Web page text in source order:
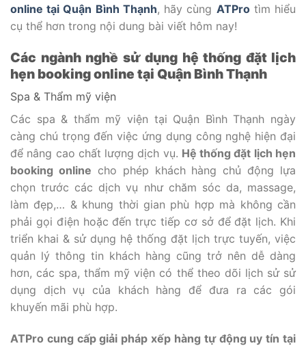
online tại Quận Bình Thạnh, hãy cùng ATProtìm hiểu
cụ thể hơn trong nội dung bài viết hôm nay!
Các ngành nghề sử dụng hệ thống đặt lịch
hẹn booking online tại Quận Bình Thạnh
Spa & Thẩm mỹ viện
Các spa & thẩm mỹ viện tại Quận Bình Thạnh ngày
càng chú trọng đến việc ứng dụng công nghệ hiện đại
để nâng cao chất lượng dịch vụ. Hệ thống đặt lịch hẹn
booking online cho phép khách hàng chủ động lựa
chọn trước các dịch vụ như chăm sóc da, massage,
làm đẹp,… & khung thời gian phù hợp mà không cần
phải gọi điện hoặc đến trực tiếp cơ sở để đặt lịch. Khi
triển khai & sử dụng hệ thống đặt lịch trực tuyến, việc
quản lý thông tin khách hàng cũng trở nên dễ dàng
hơn, các spa, thẩm mỹ viện có thể theo dõi lịch sử sử
dụng dịch vụ của khách hàng để đưa ra các gói
khuyến mãi phù hợp.
ATPro cung cấp giải pháp xếp hàng tự động uy tín tại